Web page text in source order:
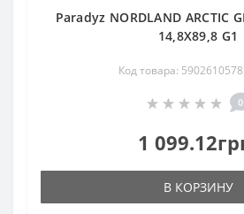
Paradyz NORDLAND ARCTIC
14,8X89,8 G1
Код товара:
0
1
В КОРЗИНУ